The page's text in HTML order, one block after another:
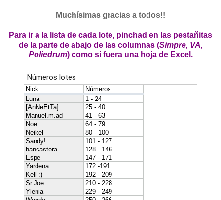
Muchísimas gracias a todos!!
Para ir a la lista de cada lote, pinchad en las pestañitas
de la parte de abajo de las columnas (Simpre, VA,
Poliedrum) como si fuera una hoja de Excel.